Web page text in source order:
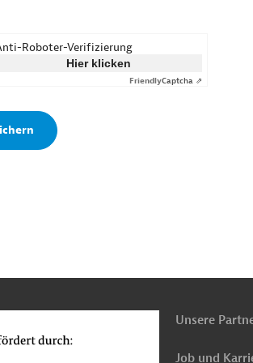
Roboter-Verifizierung
Hier klicken
FriendlyCaptcha ⇗
Unsere
Job und